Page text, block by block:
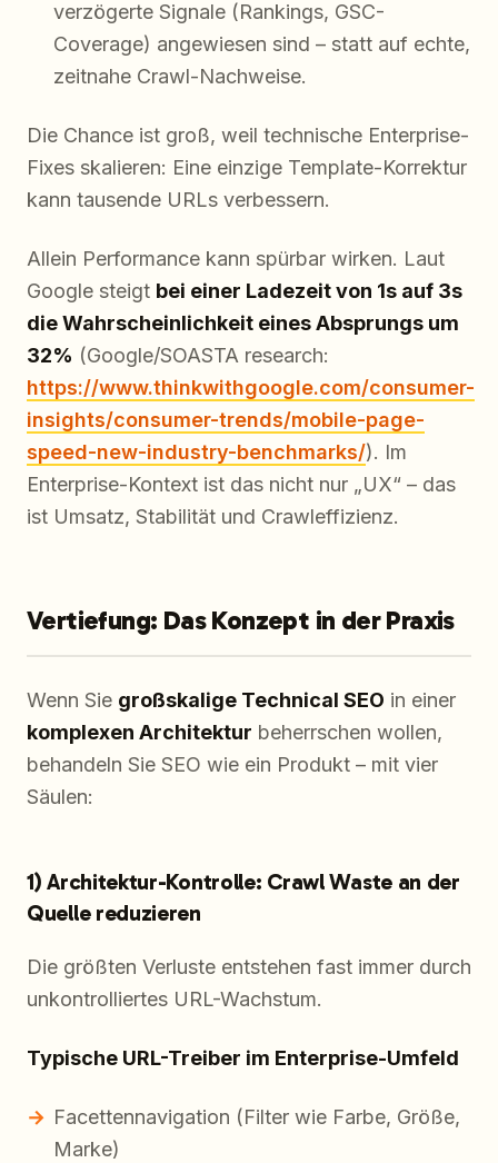
verzögerte Signale (Rankings, GSC-
Coverage) angewiesen sind – statt auf echte,
zeitnahe Crawl-Nachweise.
Die Chance ist groß, weil technische Enterprise-
Fixes skalieren: Eine einzige Template-Korrektur
kann tausende URLs verbessern.
Allein Performance kann spürbar wirken. Laut
Google steigt bei einer Ladezeit von 1s auf 3s
die Wahrscheinlichkeit eines Absprungs um
32% (Google/SOASTA research:
https://www.thinkwithgoogle.com/consumer-
insights/consumer-trends/mobile-page-
speed-new-industry-benchmarks/). Im
Enterprise-Kontext ist das nicht nur „UX“ – das
ist Umsatz, Stabilität und Crawleffizienz.
Vertiefung: Das Konzept in der Praxis
Wenn Sie großskalige Technical SEO in einer
komplexen Architektur beherrschen wollen,
behandeln Sie SEO wie ein Produkt – mit vier
Säulen:
1) Architektur-Kontrolle: Crawl Waste an der
Quelle reduzieren
Die größten Verluste entstehen fast immer durch
unkontrolliertes URL-Wachstum.
Typische URL-Treiber im Enterprise-Umfeld
Facettennavigation (Filter wie Farbe, Größe,
Marke)